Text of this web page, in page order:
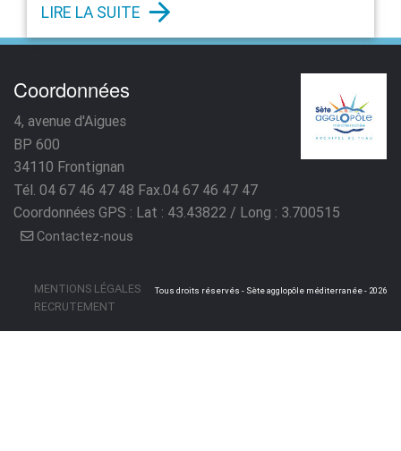
LIRE LA SUITE
Coordonnées
4, avenue d'Aigues
BP 600
34110 Frontignan
Tél. 04 67 46 47 48 Fax.04 67 46 47 47
Coordonnées GPS : Lat : 43.43822 / Long : 3.700515
Contactez-nous
Tous droits réservés - Sète agglopôle méditerranée - 2026
MENTIONS LÉGALES
RECRUTEMENT